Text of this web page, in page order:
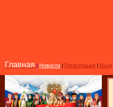
Главная | Новости | Регистрация | Вход